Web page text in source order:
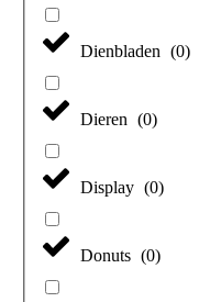
Dienbladen (0)
Dieren (0)
Display (0)
Donuts (0)